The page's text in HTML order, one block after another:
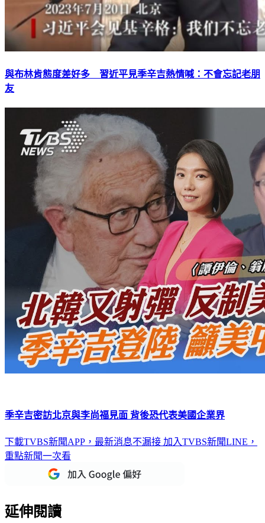
與布林肯態度差好多 習近平見季辛吉熱情喊：不會忘記老朋
友
季辛吉密訪北京與李尚福見面 背後恐代表美國企業界
下載TVBS新聞APP，最新消息不漏接 加入TVBS新聞LINE，
重點新聞一次看
延伸閱讀